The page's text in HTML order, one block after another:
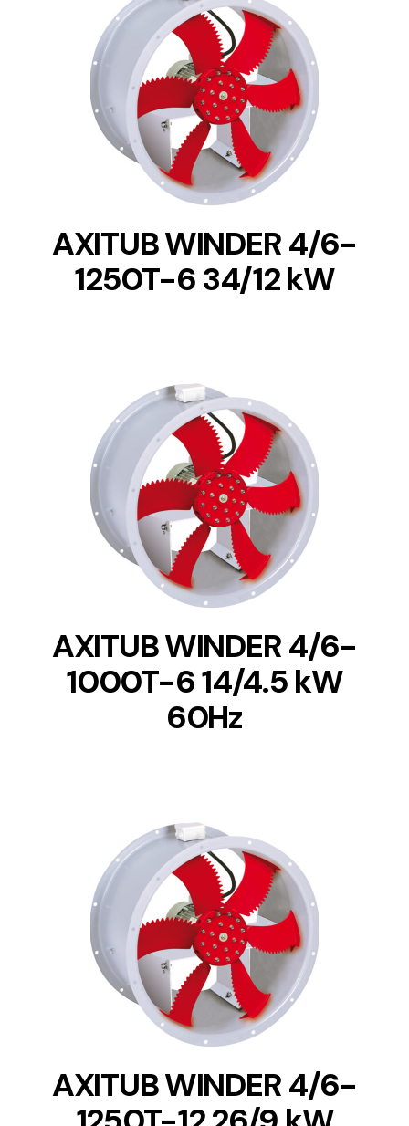
DETAILS
AXITUB WINDER 4/6-
1250T-6 34/12 kW
DETAILS
AXITUB WINDER 4/6-
1000T-6 14/4.5 kW
60Hz
DETAILS
AXITUB WINDER 4/6-